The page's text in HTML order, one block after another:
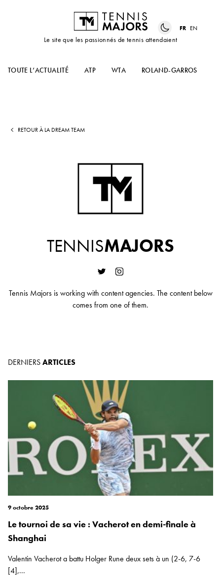
Le site que les passionnés de tennis attendaient
FR EN
TOUTE L’ACTUALITÉ ATP WTA ROLAND-GARROS
RETOUR À LA DREAM TEAM
TENNISMAJORS
Tennis Majors is working with content agencies. The content below
comes from one of them.
DERNIERSARTICLES
9 octobre 2025
Le tournoi de sa vie : Vacherot en demi-finale à
Shanghai
Valentin Vacherot a battu Holger Rune deux sets à un (2-6, 7-6
[4],...